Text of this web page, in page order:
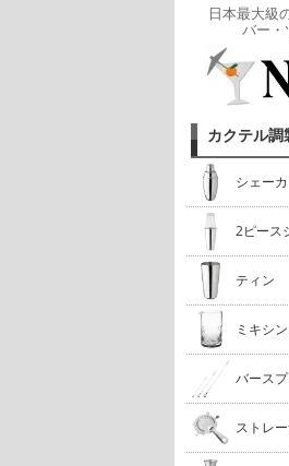
日本最大級
バー・
カクテル調
シェー
2ピース
ティン
ミキシ
バース
ストレ